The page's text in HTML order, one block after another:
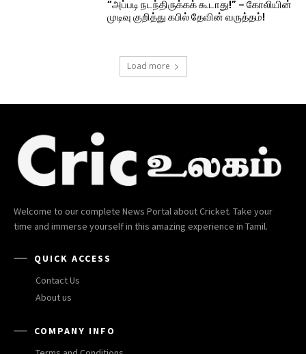
“அப்படி நடந்திருக்கக் கூடாது!” – கோலியின்
முடிவு குறித்து கபில் தேவின் வருத்தம்!
Load more
Welcome to our complete News Portal about Cricket. Take your
time and immerse yourself in this amazing experience in Tamil.
QUICK ACCESS
Contact Us
About us
COMPANY INFO